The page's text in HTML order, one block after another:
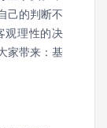
己的判断不
观理性的决
家带来：基